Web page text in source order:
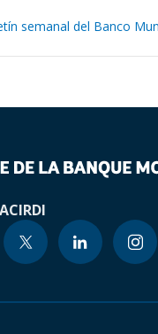
semanal del Banco
CIRDI